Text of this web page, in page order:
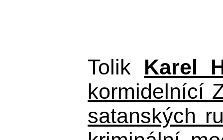
Tolik Karel
kormidelnící
satanských